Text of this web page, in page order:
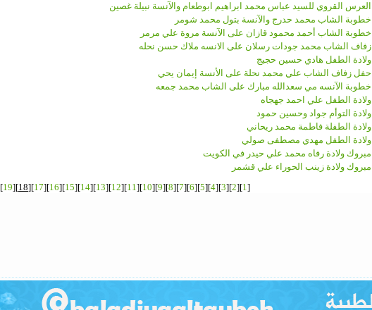
العرس القروي للسيد عباس محمد ابراهيم ابوطعام والآنسة نبيلة غصين
خطوبة الشاب محمد حدرج والآنسة بتول محمد شومر
خطوبة الشاب أحمد محمود قازان على الآنسة مروة علي مرمر
زفاف الشاب محمد جودات رسلان على الانسه ملاك حسن نحله
ولادة الطفل هادي حسين حجيج
حفل زفاف الشاب علي محمد نحلة على الأنسة إيمان يحي
خطوبة الآنسه مي سعدالله مبارك على الشاب محمد جمعه
ولادة الطفل علي احمد جهجاه
ولادة التوأم جواد وحسين حمود
ولادة الطفلة فاطمة محمد ريحاني
ولادة الطفل مهدي مصطفى صولي
مبروك ولادة رفاه محمد علي حيدر في الكويت
مبروك ولادة زينب الحوراء علي قشمر
[
1
][
2
][
3
][
4
][
5
][
6
][
7
][
8
][
9
][
10
][
11
][
12
][
13
][
14
][
15
][
16
][
17
][
18
][
19
]